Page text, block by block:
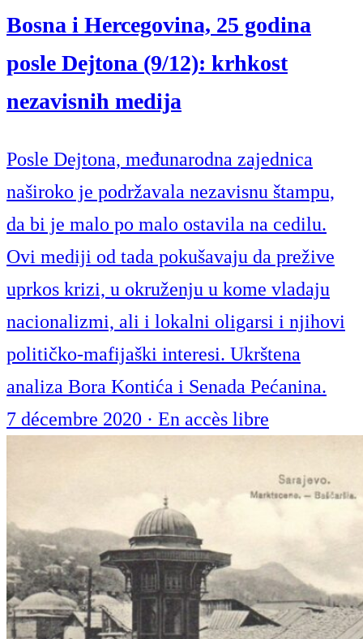
Bosna i Hercegovina, 25 godina
posle Dejtona (9/12): krhkost
nezavisnih medija
Posle Dejtona, međunarodna zajednica
naširoko je podržavala nezavisnu štampu,
da bi je malo po malo ostavila na cedilu.
Ovi mediji od tada pokušavaju da prežive
uprkos krizi, u okruženju u kome vladaju
nacionalizmi, ali i lokalni oligarsi i njihovi
političko-mafijaški interesi. Ukrštena
analiza Bora Kontića i Senada Pećanina.
7 décembre 2020 · En accès libre